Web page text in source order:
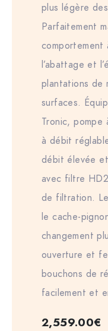
plus légère
Parfaitement
comportement
l’abattage et
plantations de
surfaces.
Tronic, pompe
à débit
débit élevée
avec filtre
de filtration.
le cache-
changement
ouverture et
bouchons de
facilement et
2,559.00€